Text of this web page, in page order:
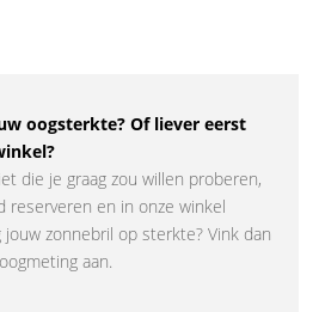
oogsterkte? Of liever eerst
die je graag zou willen proberen,
reserveren en in onze winkel
jouw zonnebril op sterkte? Vink dan
aan.